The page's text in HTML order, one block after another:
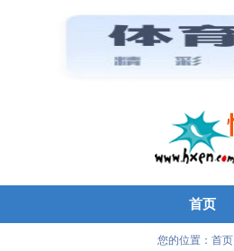
首页
您的位置： 首页